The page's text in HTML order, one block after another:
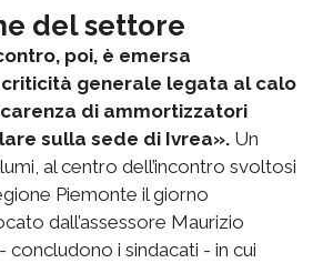
del settore
poi, è emersa
generale legata al calo
di ammortizzatori
sulla sede di Ivrea». Un
al centro dell’incontro svoltosi
Piemonte il giorno
dall’assessore Maurizio
concludono i sindacati - in cui